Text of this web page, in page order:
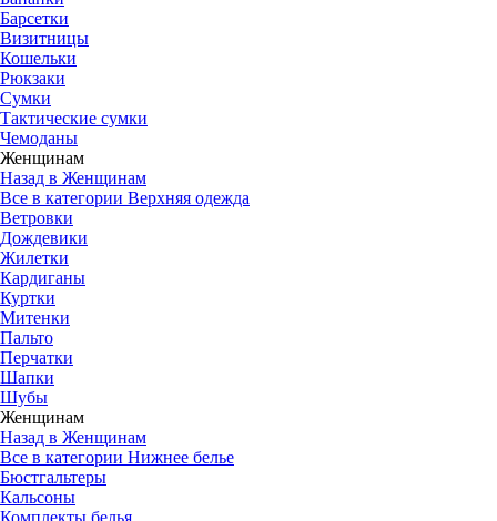
Барсетки
Визитницы
Кошельки
Рюкзаки
Сумки
Тактические сумки
Чемоданы
Женщинам
Назад в Женщинам
Все в категории Верхняя одежда
Ветровки
Дождевики
Жилетки
Кардиганы
Куртки
Митенки
Пальто
Перчатки
Шапки
Шубы
Женщинам
Назад в Женщинам
Все в категории Нижнее белье
Бюстгальтеры
Кальсоны
Комплекты белья